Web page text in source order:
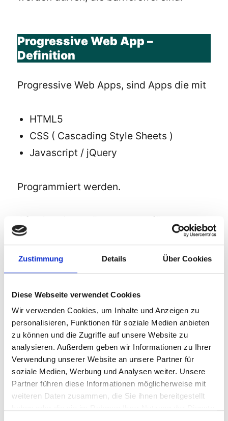
Zustimmung Details Über Cookies
Diese Webseite verwendet Cookies
Wir verwenden Cookies, um Inhalte und Anzeigen zu
personalisieren, Funktionen für soziale Medien anbieten
zu können und die Zugriffe auf unsere Website zu
analysieren. Außerdem geben wir Informationen zu Ihrer
Verwendung unserer Website an unsere Partner für
soziale Medien, Werbung und Analysen weiter. Unsere
Partner führen diese Informationen möglicherweise mit
weiteren Daten zusammen, die Sie ihnen bereitgestellt
Progressive Web App –
Definition
Progressive Web Apps, sind Apps die mit
HTML5
CSS ( Cascading Style Sheets )
Javascript / jQuery
Programmiert werden.
Oft wird die Abkürzung
für
progressive Web-
Progressive Web Apps sind
funktionieren auf allen Betriebssystemen.
Sie können auch auf allen Geräten wie
Laptop ,PC, Smartphone,Iphone, Tablet,
Ipad eingesetzt werden.
jQueryist eine freie JavaScript-